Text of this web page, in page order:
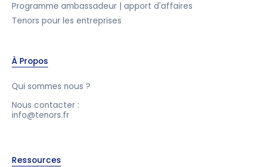
Programme ambassadeur | apport d'affaires
Tenors pour les entreprises
À Propos
Qui sommes nous ?
Nous contacter :
info@tenors.fr
Ressources